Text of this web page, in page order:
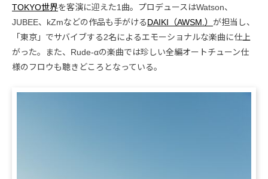
TOKYO世界を客演に迎えた1曲。プロデュースはWatson、
JUBEE、kZmなどの作品も手がけるDAIKI（AWSM.） が担当し、
「東京」でサバイブする2名によるエモーショナルな楽曲に仕上
がった。また、Rude-αの楽曲では珍しい全編オートチューン仕
様のフロウも聴きどころとなっている。